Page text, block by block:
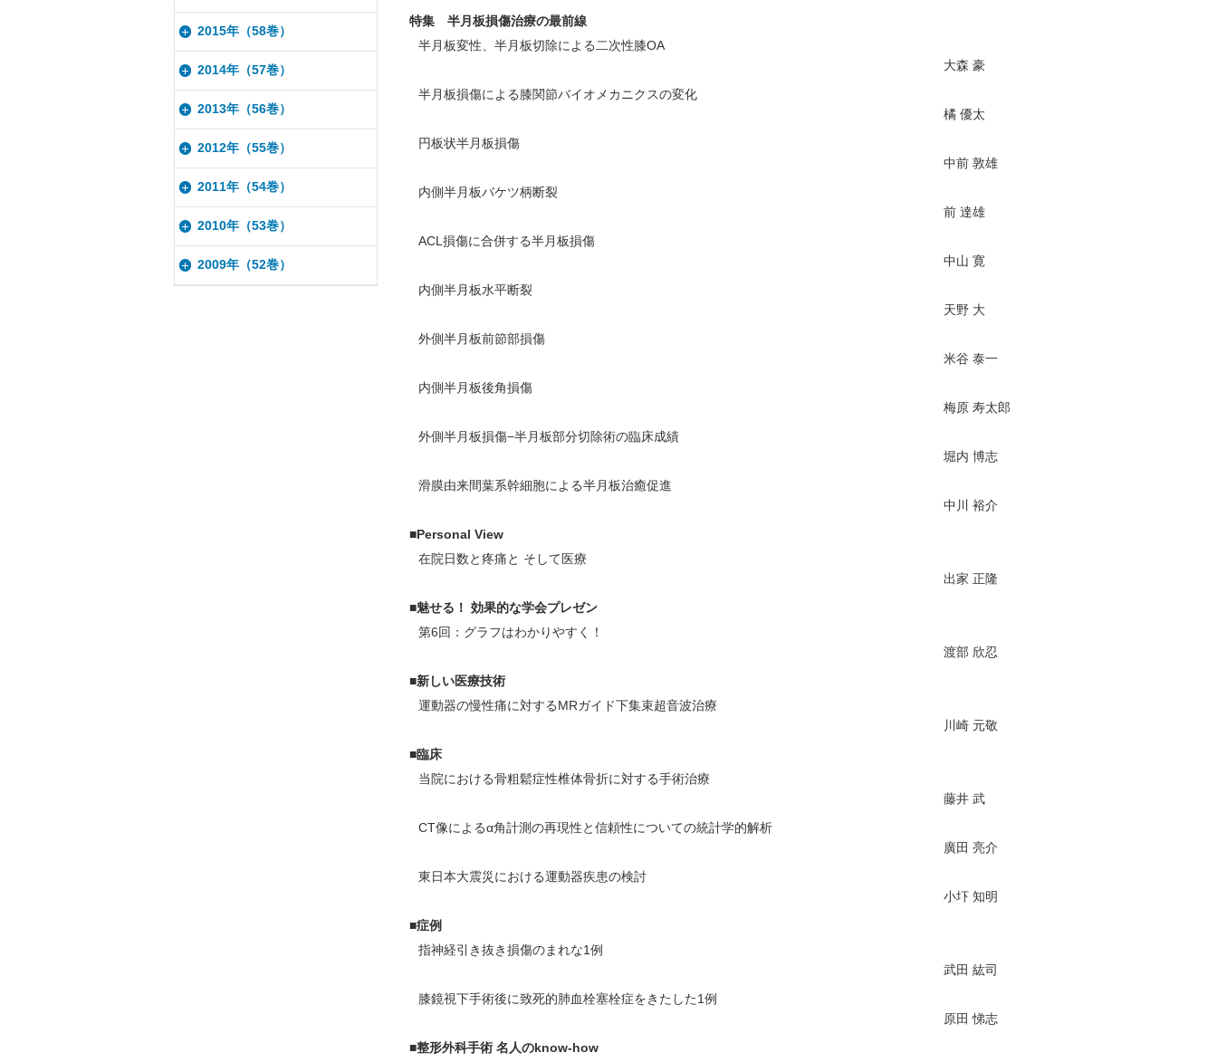
特集 半月板損傷治療の最前線
半月板変性、半月板切除による二次性膝OA
大森 豪
半月板損傷による膝関節バイオメカニクスの変化
橘 優太
円板状半月板損傷
中前 敦雄
内側半月板バケツ柄断裂
前 達雄
ACL損傷に合併する半月板損傷
中山 寛
内側半月板水平断裂
天野 大
外側半月板前節部損傷
米谷 泰一
内側半月板後角損傷
梅原 寿太郎
外側半月板損傷−半月板部分切除術の臨床成績
堀内 博志
滑膜由来間葉系幹細胞による半月板治癒促進
中川 裕介
■Personal View
在院日数と疼痛と そして医療
出家 正隆
■魅せる！ 効果的な学会プレゼン
第6回：グラフはわかりやすく！
渡部 欣忍
■新しい医療技術
運動器の慢性痛に対するMRガイド下集束超音波治療
川崎 元敬
■臨床
当院における骨粗鬆症性椎体骨折に対する手術治療
藤井 武
CT像によるα角計測の再現性と信頼性についての統計学的解析
廣田 亮介
東日本大震災における運動器疾患の検討
小圷 知明
■症例
指神経引き抜き損傷のまれな1例
武田 紘司
膝鏡視下手術後に致死的肺血栓塞栓症をきたした1例
原田 悌志
■整形外科手術 名人のknow-how
2015年（58巻）
2014年（57巻）
2013年（56巻）
2012年（55巻）
2011年（54巻）
2010年（53巻）
2009年（52巻）